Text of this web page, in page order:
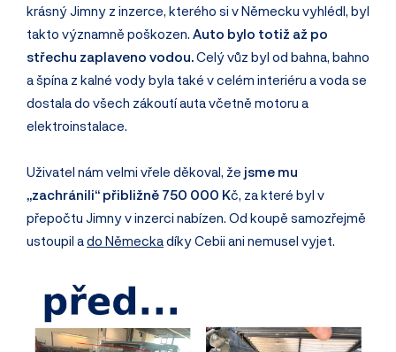
krásný Jimny z inzerce, kterého si v Německu vyhlédl, byl
takto významně poškozen. Auto bylo totiž až po
střechu zaplaveno vodou. Celý vůz byl od bahna, bahno
a špína z kalné vody byla také v celém interiéru a voda se
dostala do všech zákoutí auta včetně motoru a
elektroinstalace.
Uživatel nám velmi vřele děkoval, že jsme mu
„zachránili“ přibližně 750 000 Kč, za které byl v
přepočtu Jimny v inzerci nabízen. Od koupě samozřejmě
ustoupil ado Německadíky Cebii ani nemusel vyjet.